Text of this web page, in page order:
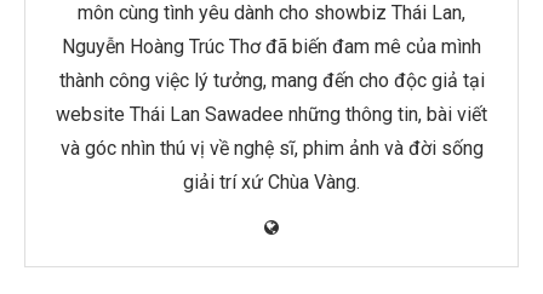
môn cùng tình yêu dành cho showbiz Thái Lan,
Nguyễn Hoàng Trúc Thơ đã biến đam mê của mình
thành công việc lý tưởng, mang đến cho độc giả tại
website Thái Lan Sawadee những thông tin, bài viết
và góc nhìn thú vị về nghệ sĩ, phim ảnh và đời sống
giải trí xứ Chùa Vàng.